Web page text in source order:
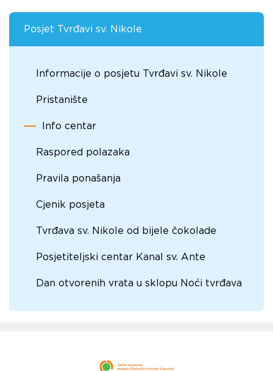
Posjet Tvrđavi sv. Nikole
Informacije o posjetu Tvrđavi sv. Nikole
Pristanište
Info centar
Raspored polazaka
Pravila ponašanja
Cjenik posjeta
Tvrđava sv. Nikole od bijele čokolade
Posjetiteljski centar Kanal sv. Ante
Dan otvorenih vrata u sklopu Noći tvrđava